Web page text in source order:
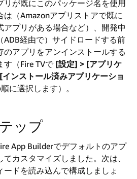
リが既にこのパッケージ名を使用
は（Amazonアプリストアで既に
アプリがある場合など）、開発中
ADB経由で）サイドロードする前
のアプリをアンインストールする
す（Fire TVで [設定] > [アプリケ
ンストール済みアプリケーショ
に選択します）。
ップ
App Builderでデフォルトのアプ
てカスタマイズしました。次は、
ードを読み込んで構成しましょ